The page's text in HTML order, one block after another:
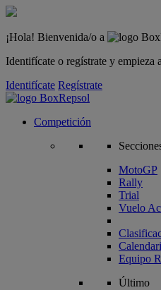
¡Hola! Bienvenida/o a
Identifícate o regístrate y empieza
Identifícate Regístrate
Competición
MotoGP
Rally
Trial
Vuelo
Equipo
Último